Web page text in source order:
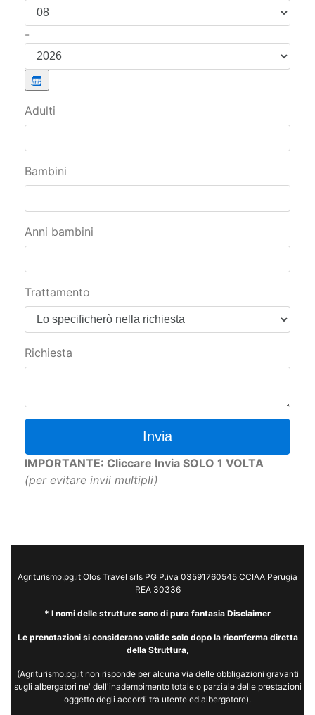
-
Adulti
Bambini
Anni bambini
Trattamento
Richiesta
Invia
IMPORTANTE: Cliccare Invia SOLO 1 VOLTA
(per evitare invii multipli)
Agriturismo.pg.it Olos Travel srls PG P.iva 03591760545 CCIAA Perugia
REA 30336
* I nomi delle strutture sono di pura fantasia Disclaimer
Le prenotazioni si considerano valide solo dopo la riconferma diretta
della Struttura,
(Agriturismo.pg.it non risponde per alcuna via delle obbligazioni gravanti
sugli albergatori ne' dell'inadempimento totale o parziale delle prestazioni
oggetto degli accordi tra utente ed albergatore).